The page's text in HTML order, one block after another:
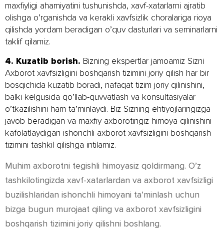
maxfiyligi ahamiyatini tushunishda, xavf-xatarlarni ajratib
olishga o’rganishda va kerakli xavfsizlik choralariga rioya
qilishda yordam beradigan o’quv dasturlari va seminarlarni
taklif qilamiz.
4. Kuzatib borish. Bizning ekspertlar jamoamiz Sizni
Axborot xavfsizligini boshqarish tizimini joriy qilish har bir
bosqichida kuzatib boradi, nafaqat tizim joriy qilinishini,
balki kelgusida qo’llab-quvvatlash va konsultasiyalar
o’tkazilishini ham ta’minlaydi. Biz Sizning ehtiyojlaringizga
javob beradigan va maxfiy axborotingiz himoya qilinishini
kafolatlaydigan ishonchli axborot xavfsizligini boshqarish
tizimini tashkil qilishga intilamiz.
Muhim axborotni tegishli himoyasiz qoldirmang. O’z
tashkilotingizda xavf-xatarlardan va axborot xavfsizligi
buzilishlaridan ishonchli himoyani ta’minlash uchun
bizga bugun murojaat qiling va axborot xavfsizligini
boshqarish tizimini joriy qilishni boshlang.